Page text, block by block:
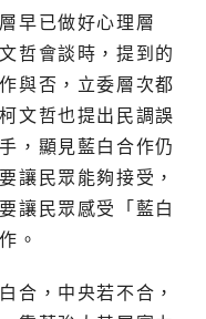
早已做好心理層
哲會談時，提到的
與否，立委層次都
文哲也提出民調誤
，顯見藍白合作仍
讓民眾能夠接受，
讓民眾感受「藍白
。
合，中央若不合，